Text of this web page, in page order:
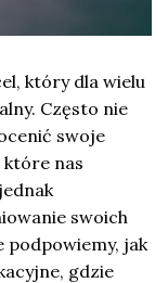
który dla wielu
Często nie
swoje
nas
swoich
podpowiemy, jak
gdzie